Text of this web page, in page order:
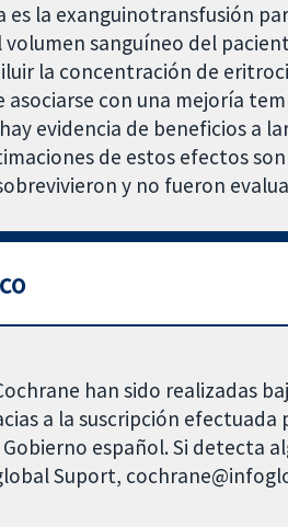
la exanguinotransfusión
sanguíneo del
la concentración de
asociarse con una mejoría
evidencia de beneficios a
de estos efectos
y no fueron
han sido realizadas
a la suscripción efectuada
español. Si detecta
Suport,